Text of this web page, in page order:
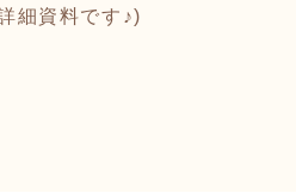
細資料です♪)